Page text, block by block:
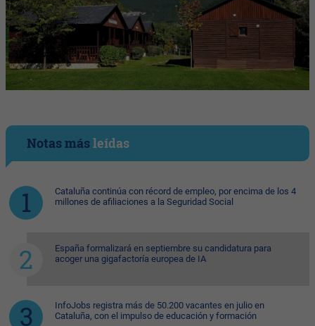
Notas másleídas
Cataluña continúa con récord de empleo, por encima de los 4
millones de afiliaciones a la Seguridad Social
España formalizará en septiembre su candidatura para
acoger una gigafactoría europea de IA
InfoJobs registra más de 50.200 vacantes en julio en
Cataluña, con el impulso de educación y formación